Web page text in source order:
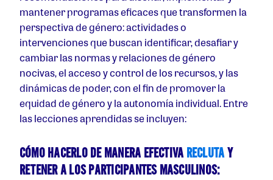
mantener programas eficaces que transformen la
perspectiva de género: actividades o
intervenciones que buscan identificar, desafiar y
cambiar las normas y relaciones de género
nocivas, el acceso y control de los recursos, y las
dinámicas de poder, con el fin de promover la
equidad de género y la autonomía individual. Entre
las lecciones aprendidas se incluyen:
CÓMO HACERLO DE MANERA EFECTIVARECLUTAY
RETENER A LOS PARTICIPANTES MASCULINOS: